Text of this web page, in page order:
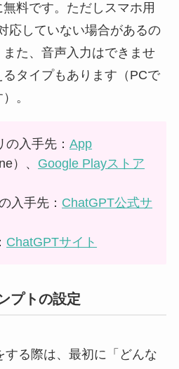
料です。ただしスマホ用
応していない場合があるの
た、音声入力はできませ
タイプもあります（PCで
。
の入手先：App
）、 Google Playストア
入手先： ChatGPT公式サ
ChatGPTサイト
プトの設定
する際は、最初に「どんな